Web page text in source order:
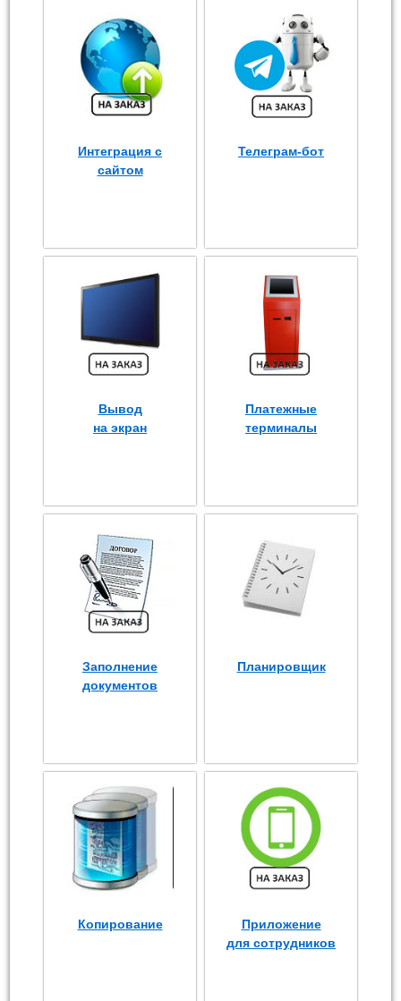
Интеграция с
сайтом
Телеграм-бот
Вывод
на экран
Платежные
терминалы
Заполнение
документов
Планировщик
Копирование
Приложение
для сотрудников